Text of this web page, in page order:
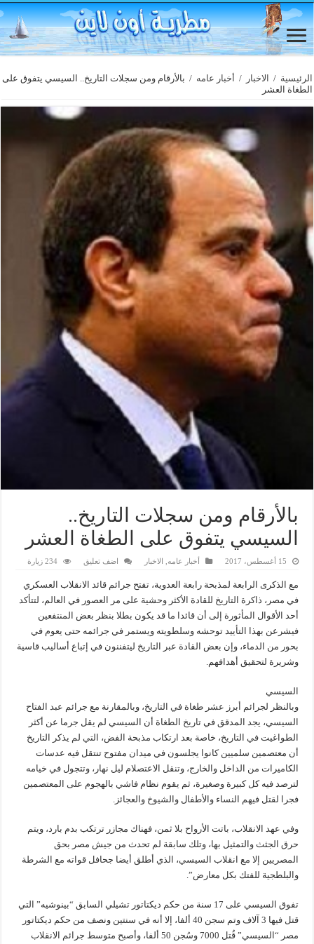
الرئيسية / الاخبار / أخبار عامه / بالأرقام ومن سجلات التاريخ.. السيسي يتفوق على
الطغاة العشر
بالأرقام ومن سجلات التاريخ..
السيسي يتفوق على الطغاة العشر
15 أغسطس، 2017 أخبار عامه الاخبار اضف تعليق 234 زيارة
مع الذكرى الرابعة لمذبحة رابعة العدوية، تفتح جرائم قائد الانقلاب العسكري
في مصر، ذاكرة التاريخ للقادة الأكثر وحشية على مر العصور في العالم، لتتأكد
أحد الأقوال المأثورة إلى أن قائدا ما قد يكون بطلا بنظر بعض المنتفعين
فيشرعن بهذا التأييد توحشه وسلطويته ويستمر في جرائمه حتى يعوم في
بحور من الدماء، وإن بعض القادة عبر التاريخ ليتفننون في إتباع أساليب قاسية
وشريرة لتحقيق أهدافهم.
السيسي
وبالنظر لجرائم أبرز عشر طغاة في التاريخ، وبالمقارنة مع جرائم عبد الفتاح
السيسي، يجد المدقق في تاريخ الطغاة أن السيسي لم يقل جرما عن أكثر
الطواغيت في التاريخ، خاصة بعد ارتكاب مذبحة الفض، التي لم يذكر التاريخ
أن معتصمين سلميين كانوا يجلسون في ميدان مفتوح تنتقل فيه عدسات
الكاميرات من الداخل والخارج، وتنقل الاعتصلام ليل نهار، وتتجول في خيامه
لترصد فيه كل كبيرة وصغيرة، ثم يقوم نظام فاشي بالهجوم على المعتصمين
فجرا لقتل فيهم النساء والأطفال والشيوخ والعجائز.
وفي عهد الانقلاب، باتت الأرواح بلا ثمن، فهناك مجازر ترتكب بدم بارد، ويتم
حرق الجثث والتمثيل بها، وتلك سابقة لم تحدث من جيش مصر بحق
المصريين إلا مع انقلاب السيسي، الذي أطلق أيضا جحافل قواته مع الشرطة
والبلطجية للفتك بكل معارض”.
تفوق السيسي على 17 سنة من حكم ديكتاتور تشيلي السابق “بينوشيه” التي
قتل فيها 3 آلاف وتم سجن 40 ألفا، إلا أنه في سنتين ونصف من حكم ديكتاتور
مصر “السيسي” قُتل 7000 وسُجن 50 ألفا، وأصبح متوسط جرائم الانقلاب